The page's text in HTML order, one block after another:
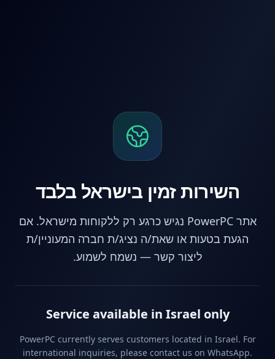
השירות זמין בישראל בלבד
אתר PowerPC נגיש כרגע רק ללקוחות מישראל. אם
הגעת בטעות או שאת/ה נציג/ת חברה המעוניין/ת
ליצור קשר — נשמח לשמוע.
Service available in Israel only
PowerPC currently serves customers located in Israel. For
international inquiries, please contact us on WhatsApp.